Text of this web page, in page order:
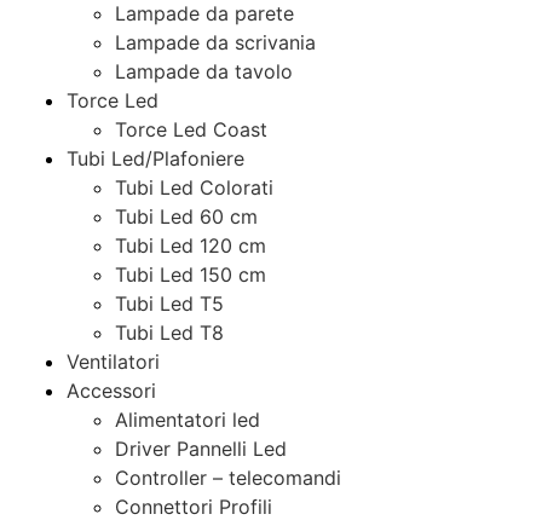
Lampade da parete
Lampade da scrivania
Lampade da tavolo
Torce Led
Torce Led Coast
Tubi Led/Plafoniere
Tubi Led Colorati
Tubi Led 60 cm
Tubi Led 120 cm
Tubi Led 150 cm
Tubi Led T5
Tubi Led T8
Ventilatori
Accessori
Alimentatori led
Driver Pannelli Led
Controller – telecomandi
Connettori Profili